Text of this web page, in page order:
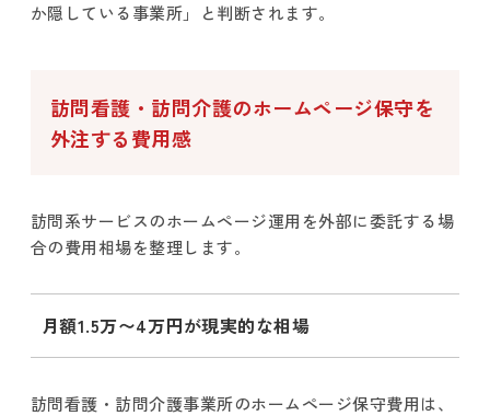
か隠している事業所」と判断されます。
訪問看護・訪問介護のホームページ保守を
外注する費用感
訪問系サービスのホームページ運用を外部に委託する場
合の費用相場を整理します。
月額1.5万〜4万円が現実的な相場
訪問看護・訪問介護事業所のホームページ保守費用は、